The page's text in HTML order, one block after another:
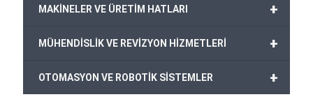
+
MAKİNELER VE ÜRETİM HATLARI
+
MÜHENDİSLİK VE REVİZYON HİZMETLERİ
+
OTOMASYON VE ROBOTİK SİSTEMLER